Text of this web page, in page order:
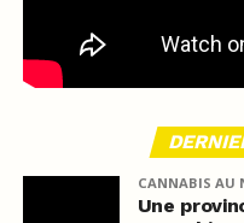
CANNABIS AU
Une